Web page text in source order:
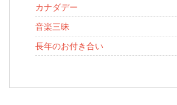
カナダデー
音楽三昧
長年のお付き合い